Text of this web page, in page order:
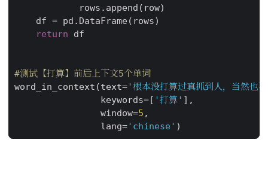
rows . append ( row)
df = pd . DataFrame( rows)
return
df
#测试【打算】前后上下文5个单词
word_in_context (text= '根本没打算过真抓到人，当然也
keywords=[ '打算' ],
window=5 ,
lang= 'chinese' )